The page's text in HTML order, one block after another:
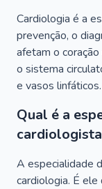
Cardiologia é a
prevenção, o
afetam o
o sistema
e vasos linfáticos.
Qual é a
A especialidade
cardiologia. É ele